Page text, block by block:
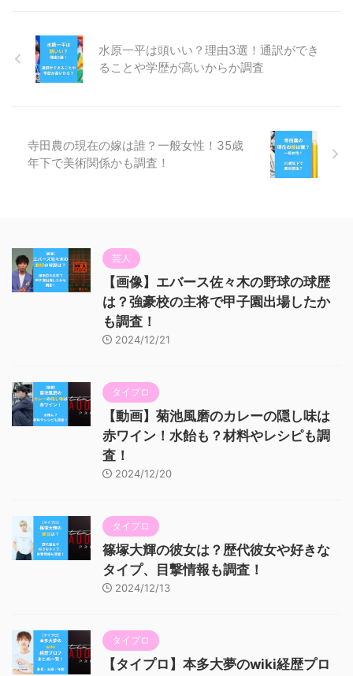
水原一平は頭いい？理由3選！通訳ができ
ることや学歴が高いからか調査
寺田農の現在の嫁は誰？一般女性！35歳
年下で美術関係かも調査！
芸人
【画像】エバース佐々木の野球の球歴
は？強豪校の主将で甲子園出場したか
も調査！
2024/12/21
タイプロ
【動画】菊池風磨のカレーの隠し味は
赤ワイン！水飴も？材料やレシピも調
査！
2024/12/20
タイプロ
篠塚大輝の彼女は？歴代彼女や好きな
タイプ、目撃情報も調査！
2024/12/13
タイプロ
【タイプロ】本多大夢のwiki経歴プロ